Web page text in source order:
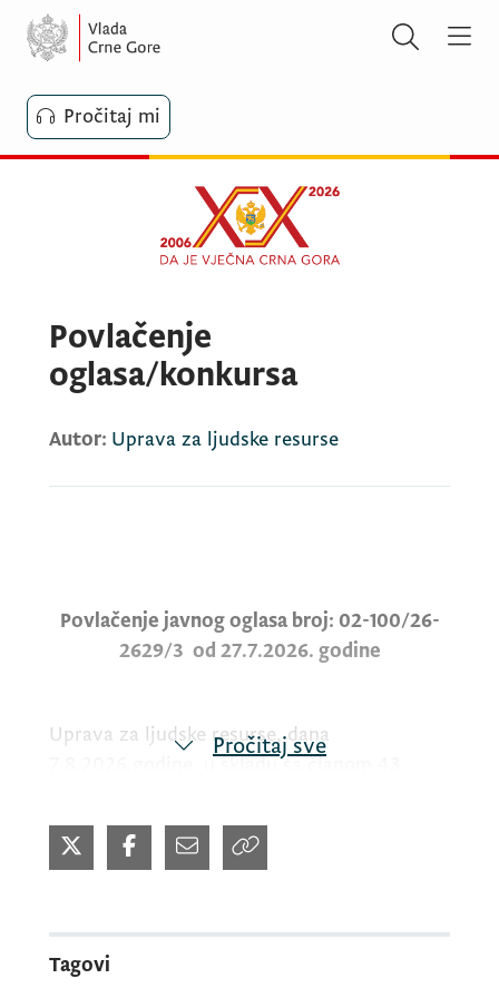
Pročitaj mi
Povlačenje
oglasa/konkursa
Autor: Uprava za ljudske resurse
Povlačenje javnog oglasa broj: 02-100/26-
2629/3 od 27.7.2026. godine
Uprava za ljudske resurse, dana
7.8.2026.godine, u skladu sa članom 43
namještenicima („Sl. list CG“, br. 02/18,
34/19, 08/21, 37/22 i 82/25 i 33/26 i 33/26) i
državnom organu i načinu uvida u
dokumentaciju oglasa („Sl. list Crne Gore“,
Pročitaj sve
Tagovi